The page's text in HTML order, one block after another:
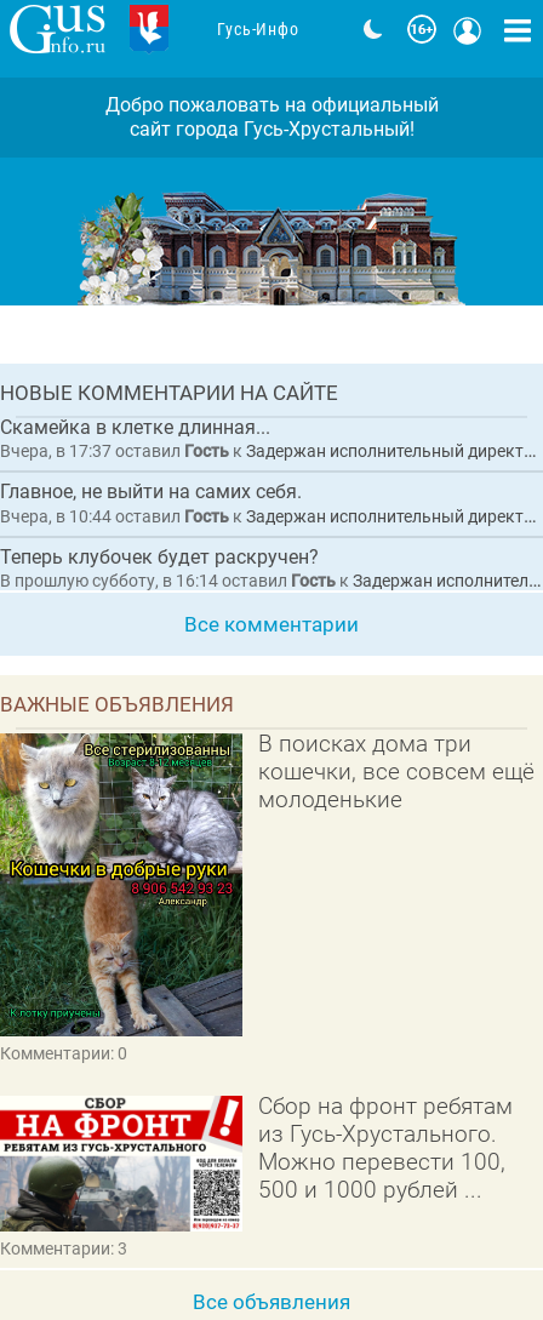
ГЛАВНАЯНОВОСТЬ
Задержан исполнительный директор
коммерческой организации по
обвинению в покушении на
набережной в Гусь-Хрустальном
НОВЫЕ КОММЕНТАРИИ НА САЙТЕ
Скамейка в клетке длинная...
Вчера, в 17:37оставил Гость к Задержан исполнительный директор коммерческой организации по обвинению в покушении на мошенничество при выполнении работ по благоустройству набережной в Гусь-Хрустальном
Главное, не выйти на самих себя.
Вчера, в 10:44оставил Гость к Задержан исполнительный директор коммерческой организации по обвинению в покушении на мошенничество при выполнении работ по благоустройству набережной в Гусь-Хрустальном
Теперь клубочек будет раскручен?
В прошлую субботу, в 16:14оставил Гость к Задержан исполнительный директор коммерческой организации по обвинению в покушении на мошенничество при выполнении работ по благоустройству набережной в Гусь-Хрустальном
Все комментарии
ВАЖНЫЕ ОБЪЯВЛЕНИЯ
В поисках дома три
кошечки, все совсем ещё
молоденькие
Комментарии: 0
Сбор на фронт ребятам
из Гусь-Хрустального.
Можно перевести 100,
500 и 1000 рублей ...
Комментарии: 3
Все объявления
Гусь-Инфо
Добро пожаловать на официальный
сайт города Гусь-Хрустальный!